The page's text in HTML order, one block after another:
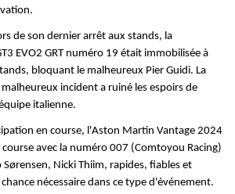
de son dernier arrêt aux stands, la
EVO2 GRT numéro 19 était immobilisée à
bloquant le malheureux Pier Guidi. La
incident a ruiné les espoirs de
italienne.
en course, l'Aston Martin Vantage 2024
course avec la numéro 007 (Comtoyou Racing)
Nicki Thiim, rapides, fiables et
nécessaire dans ce type d'événement.